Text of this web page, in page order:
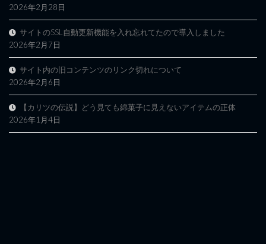
2026年2月28日
サイトのSSL自動更新機能を入れ忘れてたので導入しました
2026年2月7日
サイト内の旧コンテンツのリンク切れについて
2026年2月6日
【カリツの伝説】どう見ても綿菓子に見えないアイテムの正体
2026年1月4日